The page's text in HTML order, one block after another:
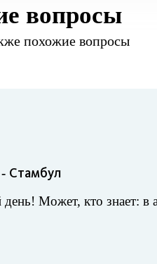
вопросы
похожие вопросы
- Стамбул
Может, кто знает: в